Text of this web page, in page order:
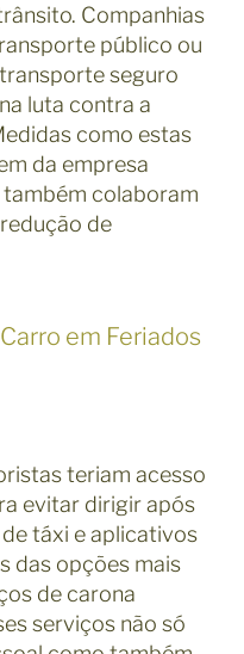
Companhias
público ou
seguro
luta contra a
como estas
da empresa
colaboram
de
em Feriados
teriam acesso
evitar dirigir após
táxi e aplicativos
das opções mais
de carona
serviços não só